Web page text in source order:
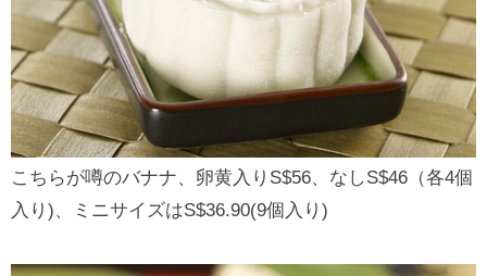
こちらが噂のバナナ、卵黄入りS$56、なしS$46（各4個
入り)、ミニサイズはS$36.90(9個入り)